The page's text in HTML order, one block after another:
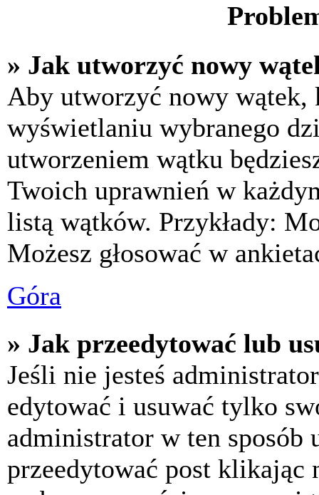
» Jak utworzyć nowy
Aby utworzyć nowy
wyświetlaniu wybranego
utworzeniem wątku
Twoich uprawnień w
listą wątków. Przykłady:
Możesz głosować w
Góra
» Jak przeedytować lub
Jeśli nie jesteś
edytować i usuwać tylko
administrator w ten sposób
przeedytować post klikając